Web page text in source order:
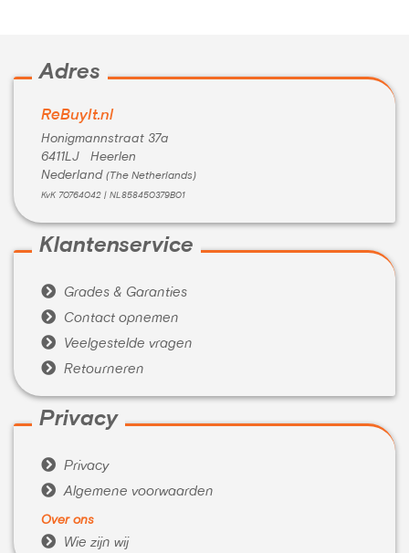
Adres
ReBuyIt.nl
Honigmannstraat 37a
6411LJ Heerlen
Nederland (The Netherlands)
KvK 70764042 | NL858450379B01
Klantenservice
 Grades & Garanties
 Contact opnemen
 Veelgestelde vragen
 Retourneren
Privacy
 Privacy
 Algemene voorwaarden
Over ons
 Wie zijn wij